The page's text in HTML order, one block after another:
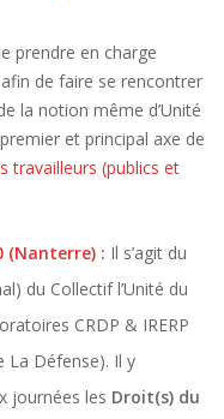
prendre en charge
de faire se rencontrer
la notion même d’Unité
et principal axe de
travailleurs (publics et
(Nanterre) : Il s’agit du
du Collectif l’Unité du
CRDP & IRERP
La Défense). Il y
journées les Droit(s) du